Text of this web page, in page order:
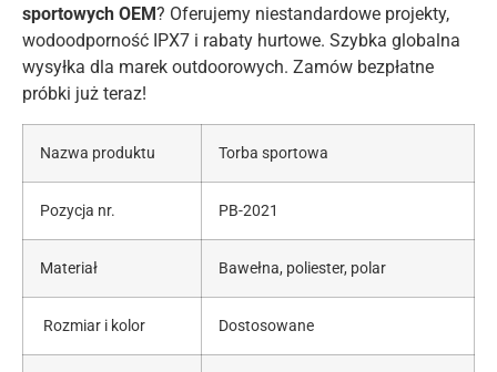
sportowych OEM? Oferujemy niestandardowe projekty,
wodoodporność IPX7 i rabaty hurtowe. Szybka globalna
wysyłka dla marek outdoorowych. Zamów bezpłatne
próbki już teraz!
Nazwa produktu Torba sportowa
Pozycja nr. PB-2021
Materiał Bawełna, poliester, polar
Rozmiar i kolor Dostosowane